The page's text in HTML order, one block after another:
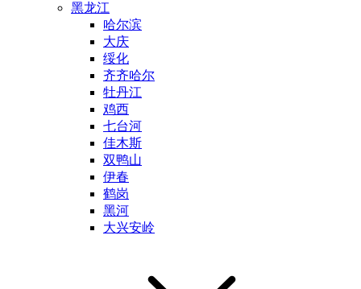
黑龙江
哈尔滨
大庆
绥化
齐齐哈尔
牡丹江
鸡西
七台河
佳木斯
双鸭山
伊春
鹤岗
黑河
大兴安岭